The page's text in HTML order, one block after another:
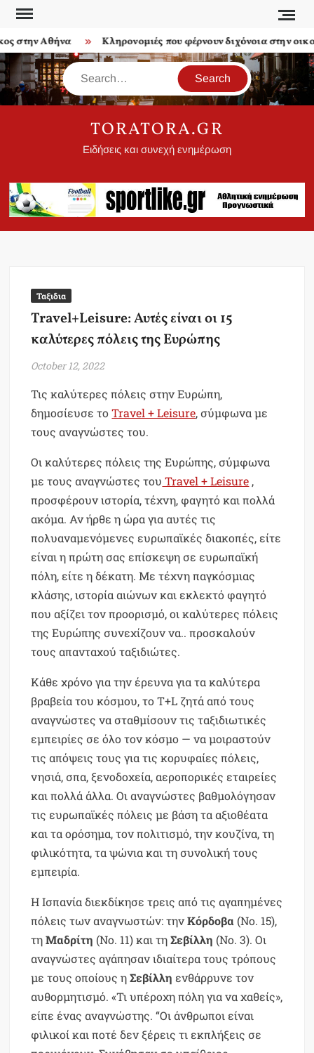
Skip
content
Αθήνα Κληρονομιές που φέρνουν διχόνοια στην οικογένεια
Search
TORATORA.GR
Ειδήσεις και συνεχή ενημέρωση
Ταξιδια
Travel+Leisure: Αυτές είναι οι 15
καλύτερες πόλεις της Ευρώπης
October 12, 2022
Τις καλύτερες πόλεις στην Ευρώπη,
δημοσίευσε τοTravel + Leisure, σύμφωνα με
τους αναγνώστες του.
Οι καλύτερες πόλεις της Ευρώπης, σύμφωνα
με τους αναγνώστες του Travel + Leisure ,
προσφέρουν ιστορία, τέχνη, φαγητό και πολλά
ακόμα. Αν ήρθε η ώρα για αυτές τις
πολυαναμενόμενες ευρωπαϊκές διακοπές, είτε
είναι η πρώτη σας επίσκεψη σε ευρωπαϊκή
πόλη, είτε η δέκατη. Με τέχνη παγκόσμιας
κλάσης, ιστορία αιώνων και εκλεκτό φαγητό
που αξίζει τον προορισμό, οι καλύτερες πόλεις
της Ευρώπης συνεχίζουν να.. προσκαλούν
τους απανταχού ταξιδιώτες.
Κάθε χρόνο για την έρευνα για τα καλύτερα
βραβεία του κόσμου, το T+L ζητά από τους
αναγνώστες να σταθμίσουν τις ταξιδιωτικές
εμπειρίες σε όλο τον κόσμο — να μοιραστούν
τις απόψεις τους για τις κορυφαίες πόλεις,
νησιά, σπα, ξενοδοχεία, αεροπορικές εταιρείες
και πολλά άλλα. Οι αναγνώστες βαθμολόγησαν
τις ευρωπαϊκές πόλεις με βάση τα αξιοθέατα
και τα ορόσημα, τον πολιτισμό, την κουζίνα, τη
φιλικότητα, τα ψώνια και τη συνολική τους
εμπειρία.
Η Ισπανία διεκδίκησε τρεις από τις αγαπημένες
πόλεις των αναγνωστών: τηνΚόρδοβα (Νο. 15),
τηΜαδρίτη (Νο. 11) και τηΣεβίλλη (Νο. 3). Οι
αναγνώστες αγάπησαν ιδιαίτερα τους τρόπους
με τους οποίους ηΣεβίλλη ενθάρρυνε τον
αυθορμητισμό. «Τι υπέροχη πόλη για να χαθείς»,
είπε ένας αναγνώστης. “Οι άνθρωποι είναι
φιλικοί και ποτέ δεν ξέρεις τι εκπλήξεις σε